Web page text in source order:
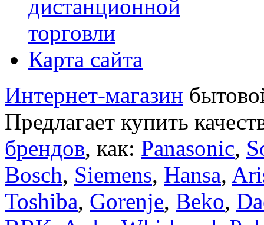
дистанционной
торговли
Карта сайта
Интернет-магазин
Предлагает купить
брендов, как: Panasonic,
Bosch, Siemens, Hansa,
Toshiba, Gorenje, Beko,